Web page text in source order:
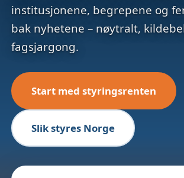
institusjonene, begrepene og
bak nyhetene – nøytralt,
fagsjargong.
Start med styringsrenten
Slik styres Norge